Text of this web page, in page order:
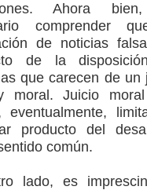
las bajas temperaturas
GORE Maule figura tercero a
nacional en gasto por viajes y
traslados con $133 millones
Dos internos intentaron
un forado desde la cárcel de
Ahora
comprender
de noticias
de la
que carecen de un
moral. Juicio
eventualmente,
producto del
común.
lado, es